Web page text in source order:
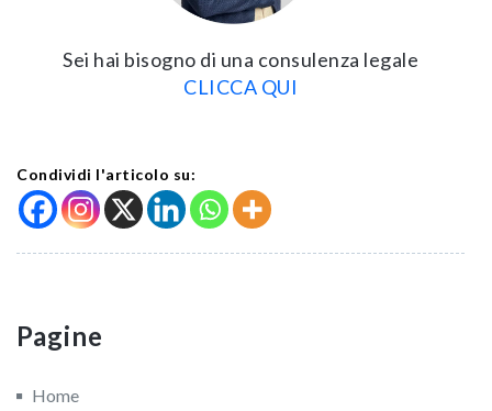
Sei hai bisogno di una consulenza legale
CLICCA QUI
Condividi l'articolo su:
Pagine
Home